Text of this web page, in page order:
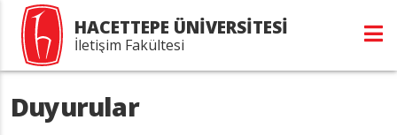
HACETTEPE ÜNİVERSİTESİ
İletişim Fakültesi
Duyurular